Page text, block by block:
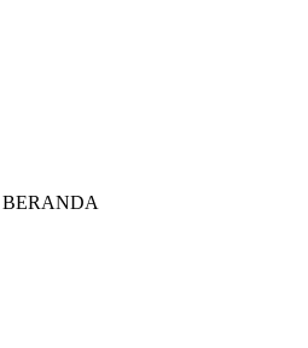
BERANDA